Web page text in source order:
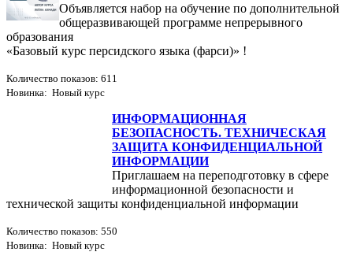
Объявляется набор на обучение по дополнительной
общеразвивающей программе непрерывного
образования
«Базовый курс персидского языка (фарси)» !
Количество показов: 611
Новинка: Новый курс
ИНФОРМАЦИОННАЯ
БЕЗОПАСНОСТЬ. ТЕХНИЧЕСКАЯ
ЗАЩИТА КОНФИДЕНЦИАЛЬНОЙ
ИНФОРМАЦИИ
Приглашаем на переподготовку в сфере
информационной безопасности и
технической защиты конфиденциальной информации
Количество показов: 550
Новинка: Новый курс